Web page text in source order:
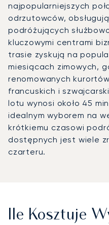
najpopularniejszych
odrzutowców,
podróżujących
kluczowymi centrami
trasie zyskują na
miesiącach zimowych,
renomowanych
francuskich i
lotu wynosi około 45
idealnym wyborem na
krótkiemu czasowi
dostępnych jest wiele
czarteru.
Ile Kosztuje